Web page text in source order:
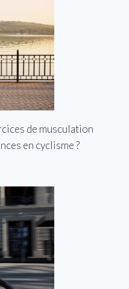
de musculation
en cyclisme ?